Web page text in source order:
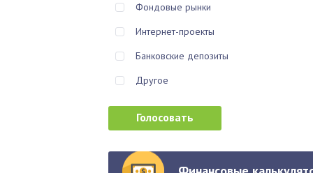
Фондовые рынки
Интернет-проекты
Банковские депозиты
Другое